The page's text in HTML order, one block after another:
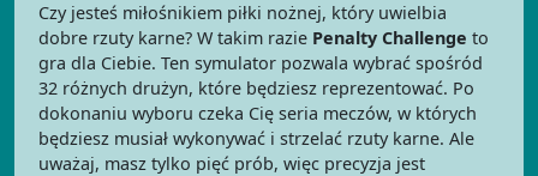
Czy jesteś miłośnikiem piłki nożnej, który uwielbia
dobre rzuty karne? W takim razie Penalty Challenge to
gra dla Ciebie. Ten symulator pozwala wybrać spośród
32 różnych drużyn, które będziesz reprezentować. Po
dokonaniu wyboru czeka Cię seria meczów, w których
będziesz musiał wykonywać i strzelać rzuty karne. Ale
uważaj, masz tylko pięć prób, więc precyzja jest